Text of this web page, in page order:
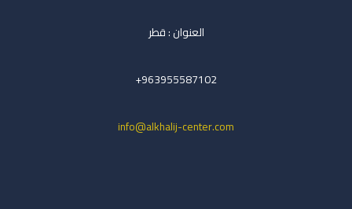
العنوان : قطر
963955587102+
info@alkhalij-center.com